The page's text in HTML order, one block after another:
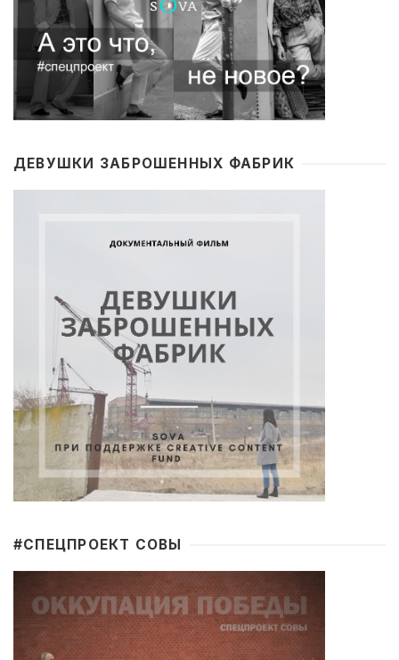
ДЕВУШКИ ЗАБРОШЕННЫХ ФАБРИК
#CПЕЦПРОЕКТ СОВЫ